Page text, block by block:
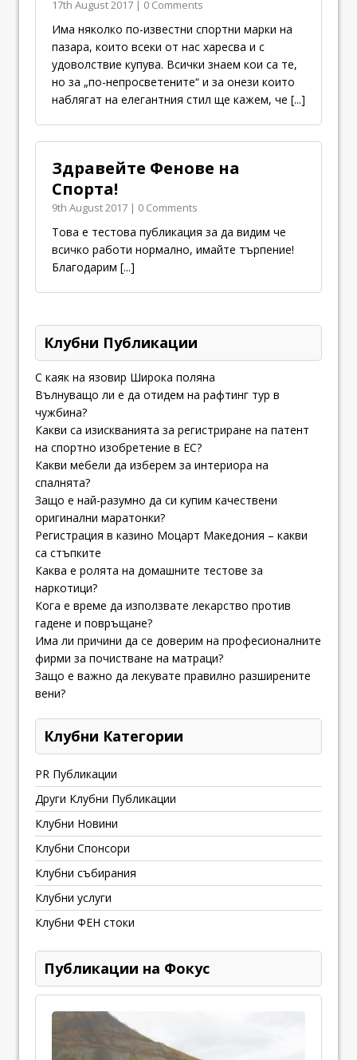
17th August 2017 | 0 Comments
Има няколко по-известни спортни марки на
пазара, които всеки от нас харесва и с
удоволствие купува. Всички знаем кои са те,
но за „по-непросветените“ и за онези които
наблягат на елегантния стил ще кажем, че [...]
Здравейте Фенове на
Спорта!
9th August 2017 | 0 Comments
Това е тестова публикация за да видим че
всичко работи нормално, имайте търпение!
Благодарим [...]
Клубни Публикации
С каяк на язовир Широка поляна
Вълнуващо ли е да отидем на рафтинг тур в
чужбина?
Какви са изискванията за регистриране на патент
на спортно изобретение в ЕС?
Какви мебели да изберем за интериора на
спалнята?
Защо е най-разумно да си купим качествени
оригинални маратонки?
Регистрация в казино Моцарт Македония – какви
са стъпките
Каква е ролята на домашните тестове за
наркотици?
Кога е време да използвате лекарство против
гадене и повръщане?
Има ли причини да се доверим на професионалните
фирми за почистване на матраци?
Защо е важно да лекувате правилно разширените
вени?
Клубни Категории
PR Публикации
Други Клубни Публикации
Клубни Новини
Клубни Спонсори
Клубни събирания
Клубни услуги
Клубни ФЕН стоки
Публикации на Фокус